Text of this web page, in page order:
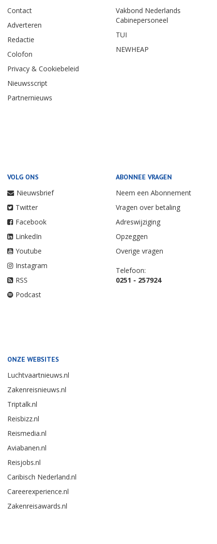
Contact
Adverteren
Redactie
Colofon
Privacy & Cookiebeleid
Nieuwsscript
Partnernieuws
Vakbond Nederlands
Cabinepersoneel
TUI
NEWHEAP
VOLG ONS
Nieuwsbrief
Twitter
Facebook
LinkedIn
Youtube
Instagram
RSS
Podcast
ABONNEE VRAGEN
Neem een Abonnement
Vragen over betaling
Adreswijziging
Opzeggen
Overige vragen
Telefoon:
0251 - 257924
ONZE WEBSITES
Luchtvaartnieuws.nl
Zakenreisnieuws.nl
Triptalk.nl
Reisbizz.nl
Reismedia.nl
Aviabanen.nl
Reisjobs.nl
Caribisch Nederland.nl
Careerexperience.nl
Zakenreisawards.nl